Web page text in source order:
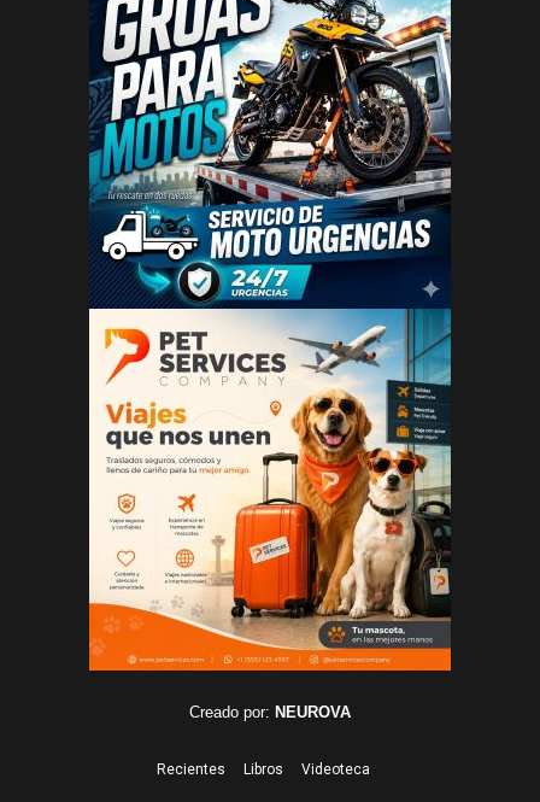
Creado por: NEUROVA
Recientes Libros Videoteca